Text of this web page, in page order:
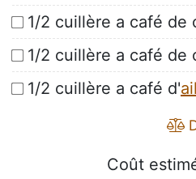
1/2 cuillère a café de
1/2 cuillère a café de
1/2 cuillère a café d'ail
Coût